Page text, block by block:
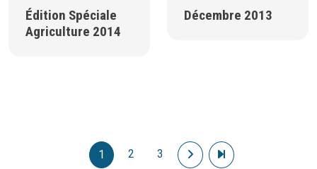
Édition Spéciale
Agriculture 2014
Décembre 2013
1 2 3 Page suivanteDernière page